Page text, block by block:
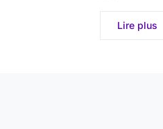
Lire plus